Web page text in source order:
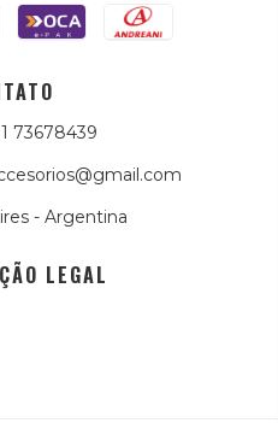
73678439
- Argentina
LEGAL